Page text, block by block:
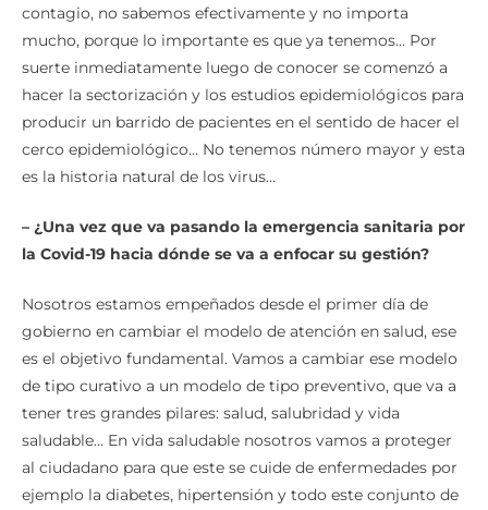
contagio, no sabemos efectivamente y no importa
mucho, porque lo importante es que ya tenemos… Por
suerte inmediatamente luego de conocer se comenzó a
hacer la sectorización y los estudios epidemiológicos para
producir un barrido de pacientes en el sentido de hacer el
cerco epidemiológico… No tenemos número mayor y esta
es la historia natural de los virus…
– ¿Una vez que va pasando la emergencia sanitaria por
la Covid-19 hacia dónde se va a enfocar su gestión?
Nosotros estamos empeñados desde el primer día de
gobierno en cambiar el modelo de atención en salud, ese
es el objetivo fundamental. Vamos a cambiar ese modelo
de tipo curativo a un modelo de tipo preventivo, que va a
tener tres grandes pilares: salud, salubridad y vida
saludable… En vida saludable nosotros vamos a proteger
al ciudadano para que este se cuide de enfermedades por
ejemplo la diabetes, hipertensión y todo este conjunto de